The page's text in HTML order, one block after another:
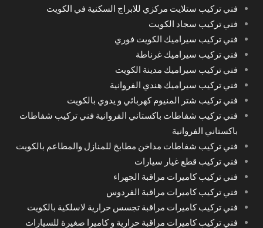
فني تركيب ستلايت مركزي للابراج السكنية في الكويت
فني تركيب سجاد الكويت
فني تركيب سيراميك الكويت فوري
فني تركيب سيراميك غرناطة
فني تركيب سيراميك مدينة الكويت
فني تركيب سيراميك هندي الفروانية
فني تركيب شتر المنيوم كهربائي و يدوي بالكويت
فني تركيب شفاطات باكستاني الفروانية فني تركيب شفاطات
باكستاني الفروانية
فني تركيب شفاطات مداخن مطابخ للمنازل والمطاعم بالكويت
فني تركيب قطع غيار سيارات
فني تركيب كاميرات مراقبة الجهراء
فني تركيب كاميرات مراقبة الفردوس
فني تركيب كاميرات مراقبة تجسس حرارية لاسلكية بالكويت
فني تركيب كاميرات مراقبة حرارية و كاميرا صغيرة للسيارات